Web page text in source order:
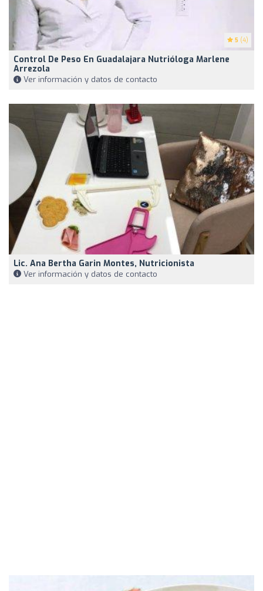
5 (4)
Control De Peso En Guadalajara Nutrióloga Marlene
Arrezola
Ver información y datos de contacto
Lic. Ana Bertha Garin Montes, Nutricionista
Ver información y datos de contacto